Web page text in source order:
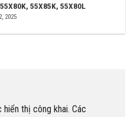
55X85K, 55X80L
2025
thị công khai. Các